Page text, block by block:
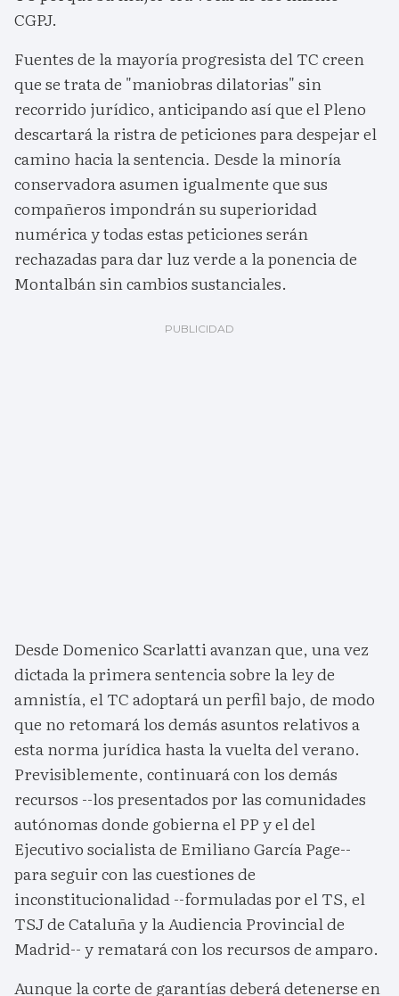
CGPJ.
Fuentes de la mayoría progresista del TC creen
que se trata de "maniobras dilatorias" sin
recorrido jurídico, anticipando así que el Pleno
descartará la ristra de peticiones para despejar el
camino hacia la sentencia. Desde la minoría
conservadora asumen igualmente que sus
compañeros impondrán su superioridad
numérica y todas estas peticiones serán
rechazadas para dar luz verde a la ponencia de
Montalbán sin cambios sustanciales.
Desde Domenico Scarlatti avanzan que, una vez
dictada la primera sentencia sobre la ley de
amnistía, el TC adoptará un perfil bajo, de modo
que no retomará los demás asuntos relativos a
esta norma jurídica hasta la vuelta del verano.
Previsiblemente, continuará con los demás
recursos --los presentados por las comunidades
autónomas donde gobierna el PP y el del
Ejecutivo socialista de Emiliano García Page--
para seguir con las cuestiones de
inconstitucionalidad --formuladas por el TS, el
TSJ de Cataluña y la Audiencia Provincial de
Madrid-- y rematará con los recursos de amparo.
Aunque la corte de garantías deberá detenerse en